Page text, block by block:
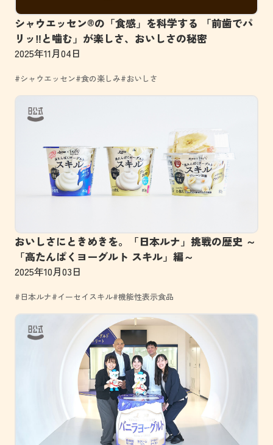
シャウエッセン®の「食感」を科学する 「前歯でパ
リッ‼と噛む」が楽しさ、おいしさの秘密
2025年11月04日
#シャウエッセン#食の楽しみ#おいしさ
おいしさにときめきを。「日本ルナ」挑戦の歴史 ～
「高たんぱくヨーグルト スキル」編～
2025年10月03日
#日本ルナ#イーセイスキル#機能性表示食品